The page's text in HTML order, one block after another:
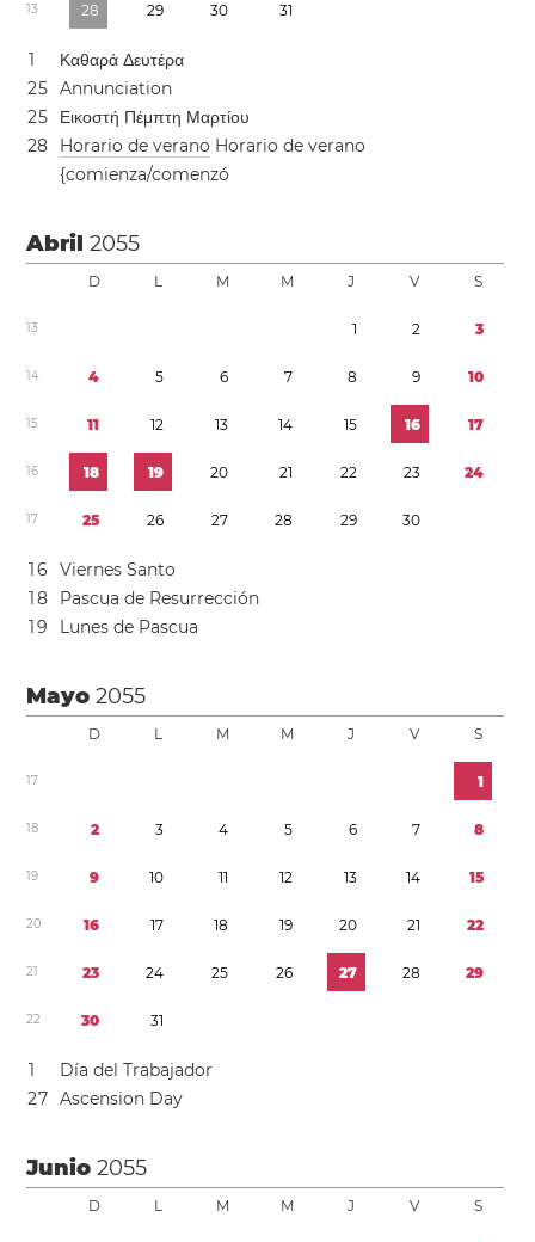
13 28 29 30 31
1
Καθαρά Δευτέρα
25 Annunciation
25
Εικοστή Πέμπτη Μαρτίου
28 Horario de verano Horario de verano
{comienza/comenzó
Abril2055
D L M M J V S
13 1 2 3
14 4 5 6 7 8 9 10
15 11 12 13 14 15 16 17
16 18 19 20 21 22 23 24
17 25 26 27 28 29 30
16
Viernes Santo
18
Pascua de Resurrección
19 Lunes de Pascua
Mayo2055
D L M M J V S
17 1
18 2 3 4 5 6 7 8
19 9 10 11 12 13 14 15
20 16 17 18 19 20 21 22
21 23 24 25 26 27 28 29
22 30 31
1
Día del Trabajador
27 Ascension Day
Junio2055
D L M M J V S